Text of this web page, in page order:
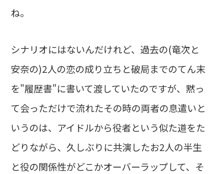
ね。
シナリオにはないんだけれど、過去の(竜次と
安奈の)2人の恋の成り立ちと破局までのてん末
を"履歴書"に書いて渡していたのですが、黙っ
て会っただけで流れたその時の両者の息遣いと
いうのは、アイドルから役者という似た道をた
どりながら、久しぶりに共演したお2人の半生
と役の関係性がどこかオーバーラップして、そ